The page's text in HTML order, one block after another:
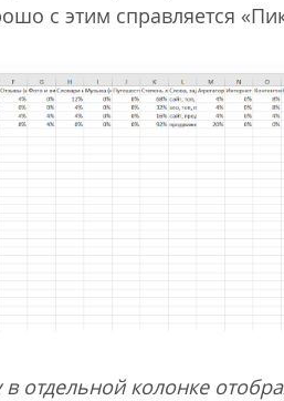
с этим справляется
в отдельной колонке